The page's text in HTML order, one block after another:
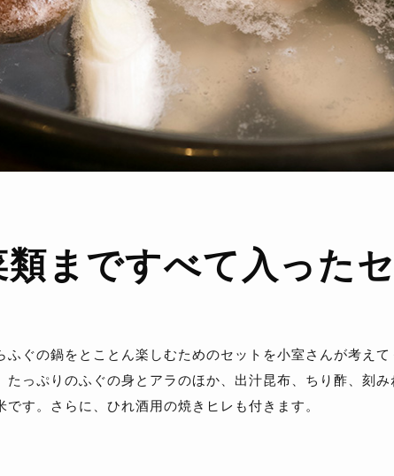
類まですべて 入った
ふぐの鍋をとことん楽しむためのセットを小室さんが考えて
たっぷりのふぐの身とアラのほか、出汁昆布、ちり酢、刻
です。さらに、ひれ酒用の焼きヒレも付きます。